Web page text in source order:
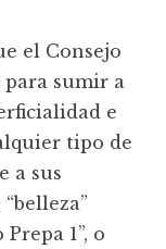
el Consejo
sumir a
e
tipo de
a sus
1”, o